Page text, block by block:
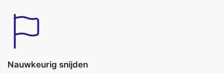
Nauwkeurig snijden
Precisie is het belangrijkste doel van ons online video -
snijtoolontwerp. Handmatige invoer voor het bijsnijden, het
geavanceerde instellingen op de resolutie zorgen ervoor dat de